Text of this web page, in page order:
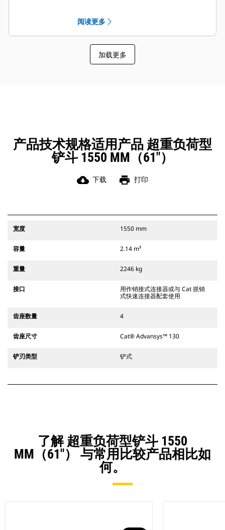
性能铲斗配有一个可优化挖掘力的凹
进销，当与 Cat 抓销式快速连接器配
套使用时，可为铲斗提供更快的循环
时间。
此外，Cat 抓销式快速连接器还允许操
带式挖掘机和所有轮式挖掘机兼容。
此外，还提供挖沟宽度连接器。
与 CW 专用连接器系统兼容的附件采
用固定式快速连接器铰接件。 CW 专
用连接器采用楔式锁定系统，确保始
终稳固地连接附件。
阅读更多
加载更多
产品技术规格适用产品 超重负荷型
铲斗 1550 MM（61"）
cloud_download 下载 print 打印
宽度 1550 mm
容量 2.14 m³
重量 2246 kg
接口
用作销接式连接器或与 Cat 抓销
式快速连接器配套使用
齿座数量 4
齿座尺寸 Cat® Advansys™ 130
铲刃类型 铲式
了解 超重负荷型铲斗 1550
MM（61"） 与常用比较产品相比如
何。